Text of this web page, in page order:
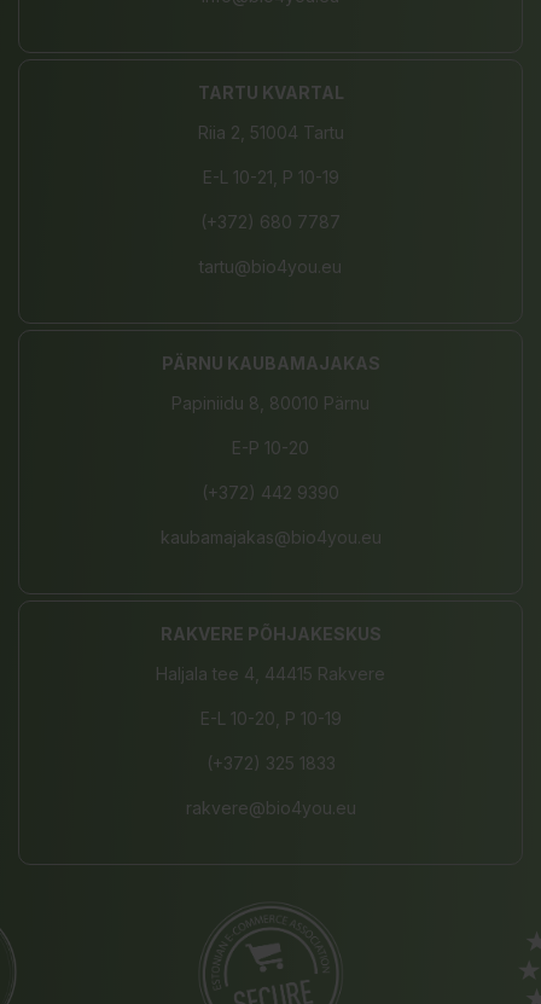
TARTU KVARTAL
Riia 2, 51004 Tartu
E-L 10-21, P 10-19
(+372) 680 7787
tartu@bio4you.eu
PÄRNU KAUBAMAJAKAS
Papiniidu 8, 80010 Pärnu
E-P 10-20
(+372) 442 9390
kaubamajakas@bio4you.eu
RAKVERE PÕHJAKESKUS
Haljala tee 4, 44415 Rakvere
E-L 10-20, P 10-19
(+372) 325 1833
rakvere@bio4you.eu